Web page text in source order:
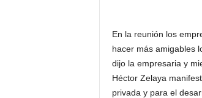
En la reunión los
hacer más amigables
dijo la empresaria y
Héctor Zelaya
privada y para el